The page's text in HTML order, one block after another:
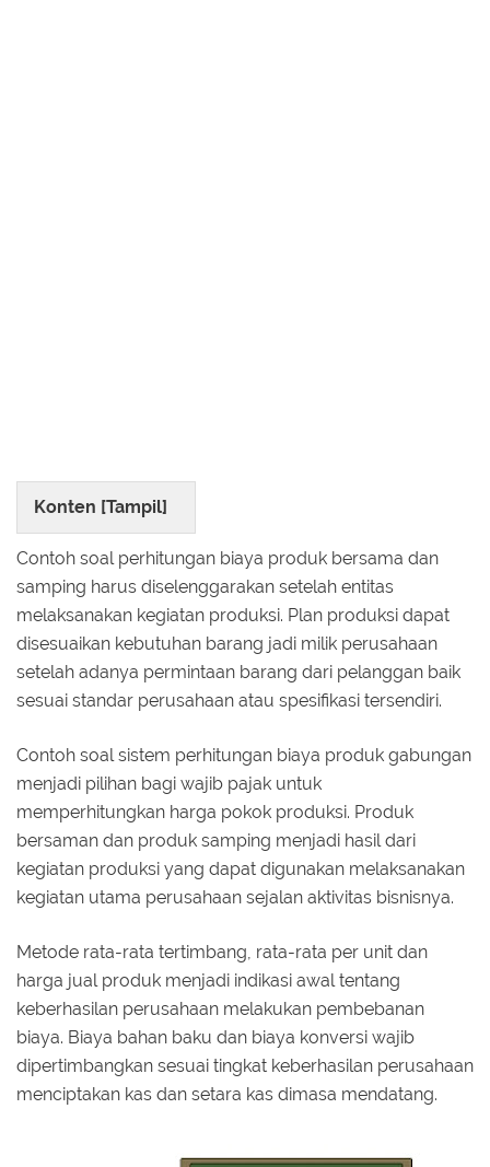
Konten [Tampil]
Contoh soal perhitungan biaya produk bersama dan
samping harus diselenggarakan setelah entitas
melaksanakan kegiatan produksi. Plan produksi dapat
disesuaikan kebutuhan barang jadi milik perusahaan
setelah adanya permintaan barang dari pelanggan baik
sesuai standar perusahaan atau spesifikasi tersendiri.
Contoh soal sistem perhitungan biaya produk gabungan
menjadi pilihan bagi wajib pajak untuk
memperhitungkan harga pokok produksi. Produk
bersaman dan produk samping menjadi hasil dari
kegiatan produksi yang dapat digunakan melaksanakan
kegiatan utama perusahaan sejalan aktivitas bisnisnya.
Metode rata-rata tertimbang, rata-rata per unit dan
harga jual produk menjadi indikasi awal tentang
keberhasilan perusahaan melakukan pembebanan
biaya. Biaya bahan baku dan biaya konversi wajib
dipertimbangkan sesuai tingkat keberhasilan perusahaan
menciptakan kas dan setara kas dimasa mendatang.